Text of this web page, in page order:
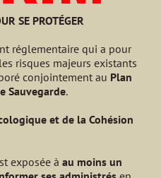
SE PROTÉGER
réglementaire qui a pour
risques majeurs existants
conjointement au Plan
Sauvegarde.
et de la Cohésion
exposée à au moins un